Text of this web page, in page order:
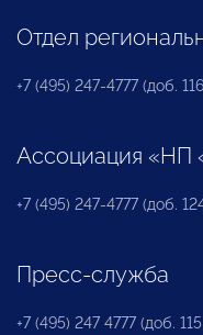
Отдел
+7 (495) 247-4777 (доб.
Ассоциация
+7 (495) 247-4777 (доб.
Пресс-служба
+7 (495) 247 4777 (доб.